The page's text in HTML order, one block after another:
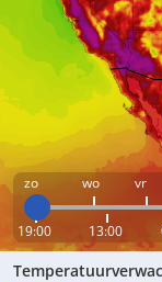
zo wo vr
19:00 13:00